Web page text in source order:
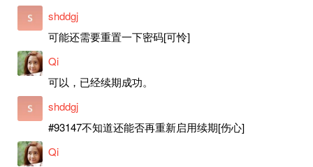
shddgj
可能还需要重置一下密码[可怜]
Qi
可以，已经续期成功。
shddgj
#93147不知道还能否再重新启用续期[伤心]
Qi